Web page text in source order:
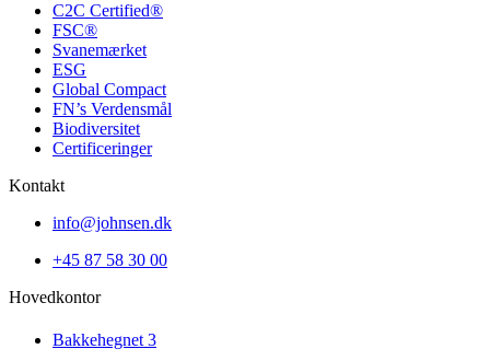
C2C Certified®
FSC®
Svanemærket
ESG
Global Compact
FN’s Verdensmål
Biodiversitet
Certificeringer
Kontakt
info@johnsen.dk
+45 87 58 30 00
Hovedkontor
Bakkehegnet 3